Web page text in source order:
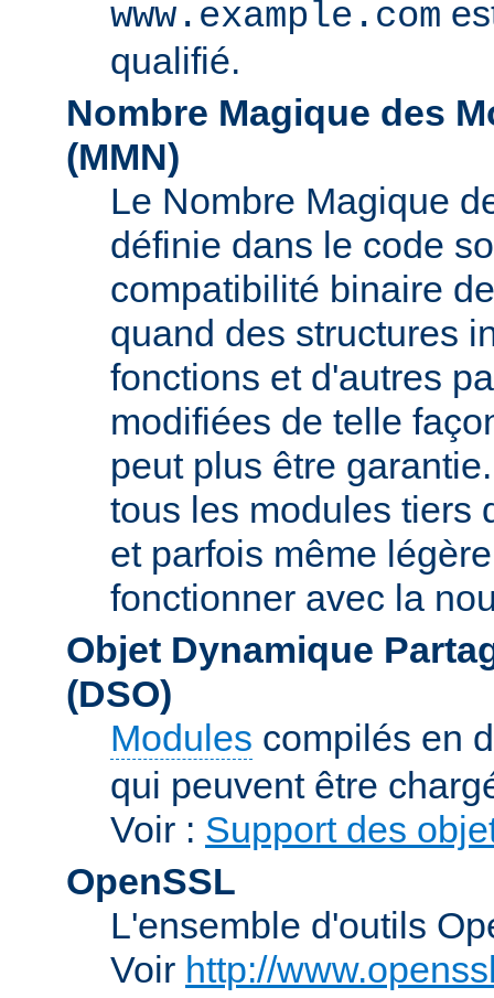
www.example.com
qualifié.
Nombre Magique des
(MMN)
Le Nombre Magique
définie dans le code
compatibilité binaire
quand des structures
fonctions et d'autres
modifiées de telle
peut plus être
tous les modules tiers
et parfois même
fonctionner avec la
Objet Dynamique
(DSO)
Modules compilés en
qui peuvent être
Voir : Support des
OpenSSL
L'ensemble d'outils
Voir http://